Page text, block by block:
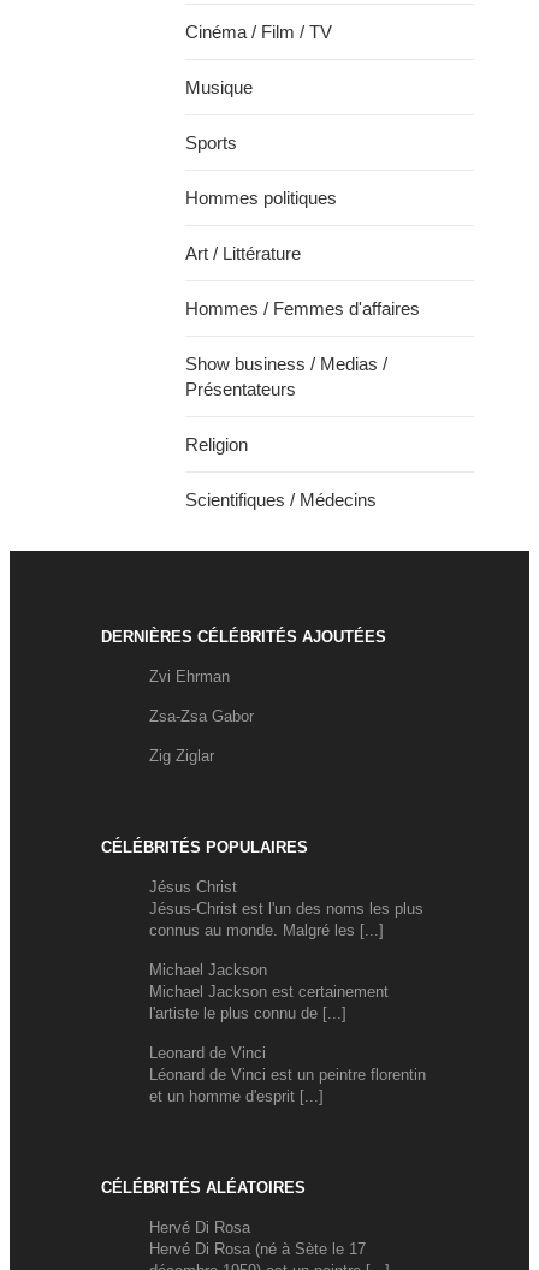
Cinéma / Film / TV
Musique
Sports
Hommes politiques
Art / Littérature
Hommes / Femmes d'affaires
Show business / Medias /
Présentateurs
Religion
Scientifiques / Médecins
DERNIÈRES CÉLÉBRITÉS AJOUTÉES
Zvi Ehrman
Zsa-Zsa Gabor
Zig Ziglar
CÉLÉBRITÉS POPULAIRES
Jésus Christ
Jésus-Christ est l'un des noms les plus
connus au monde. Malgré les [...]
Michael Jackson
Michael Jackson est certainement
l'artiste le plus connu de [...]
Leonard de Vinci
Léonard de Vinci est un peintre florentin
et un homme d'esprit [...]
CÉLÉBRITÉS ALÉATOIRES
Hervé Di Rosa
Hervé Di Rosa (né à Sète le 17